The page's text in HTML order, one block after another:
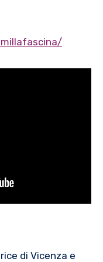
di Vicenza e